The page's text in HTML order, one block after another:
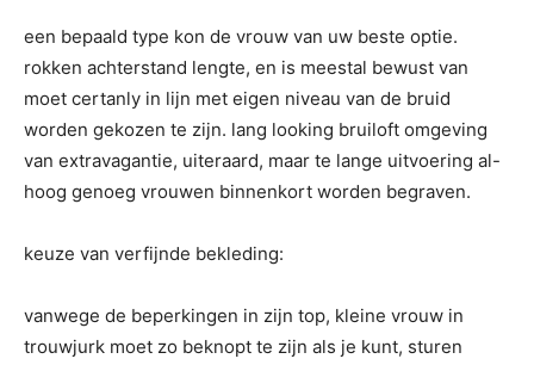
een bepaald type kon de vrouw van uw beste optie.
rokken achterstand lengte, en is meestal bewust van
moet certanly in lijn met eigen niveau van de bruid
worden gekozen te zijn. lang looking bruiloft omgeving
van extravagantie, uiteraard, maar te lange uitvoering al-
hoog genoeg vrouwen binnenkort worden begraven.
keuze van verfijnde bekleding:
vanwege de beperkingen in zijn top, kleine vrouw in
trouwjurk moet zo beknopt te zijn als je kunt, sturen